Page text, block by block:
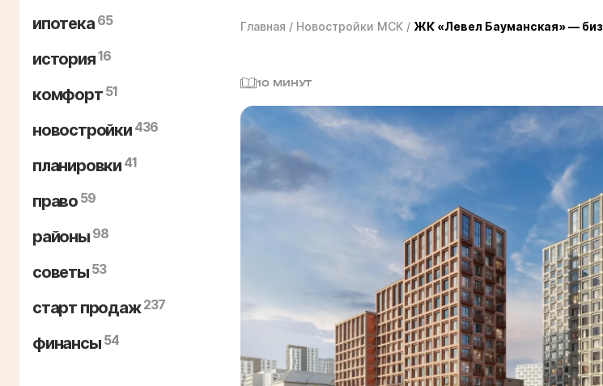
ипотека 65
история16
комфорт 51
новостройки 436
планировки 41
право 59
районы 98
советы 53
старт продаж 237
финансы 54
Главная / Новостройки МСК / ЖК «Левел Бауманская» —
10 МИНУТ